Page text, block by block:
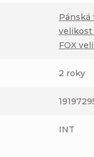
Pánská
velikost
FOX
2 roky
INT